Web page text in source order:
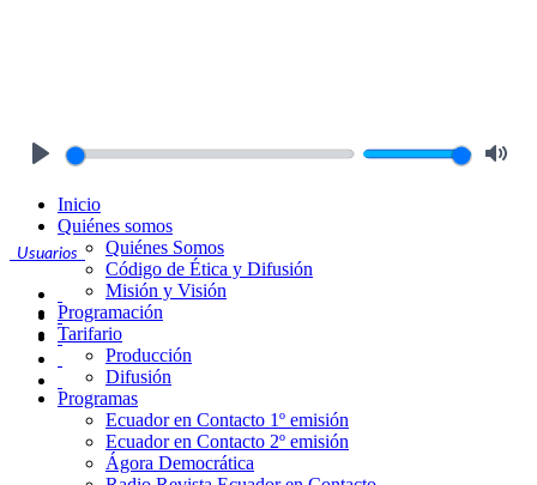
Usuarios
Inicio
Quiénes somos
Quiénes Somos
Código de Ética y Difusión
Misión y Visión
Programación
Tarifario
Producción
Difusión
Programas
Ecuador en Contacto 1º emisión
Ecuador en Contacto 2º emisión
Ágora Democrática